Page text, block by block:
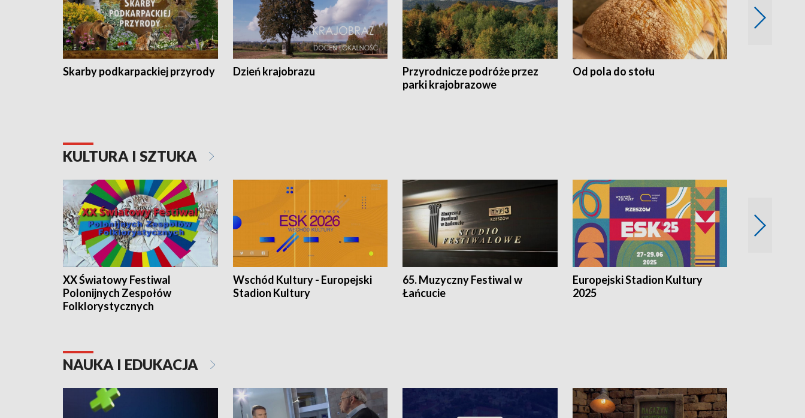
Skarby podkarpackiej przyrody Dzień krajobrazu
Przyrodnicze podróże przez
parki krajobrazowe
Od pola do stołu
KULTURA I SZTUKA
XX Światowy Festiwal
Polonijnych Zespołów
Folklorystycznych
Wschód Kultury - Europejski
Stadion Kultury
65. Muzyczny Festiwal w
Łańcucie
Europejski Stadion Kultury
2025
NAUKA I EDUKACJA